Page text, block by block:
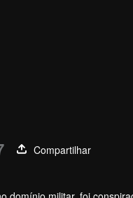
Compartilhar